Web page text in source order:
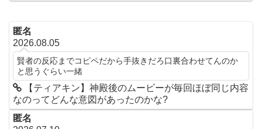
匿名
2026.08.05
賢者の反応までコピペだから手抜きだろ口裏合わせてんのか
と思うぐらい一緒
【ティアキン】神殿後のムービーが毎回ほぼ同じ内容
なのってどんな意図があったのかな?
匿名